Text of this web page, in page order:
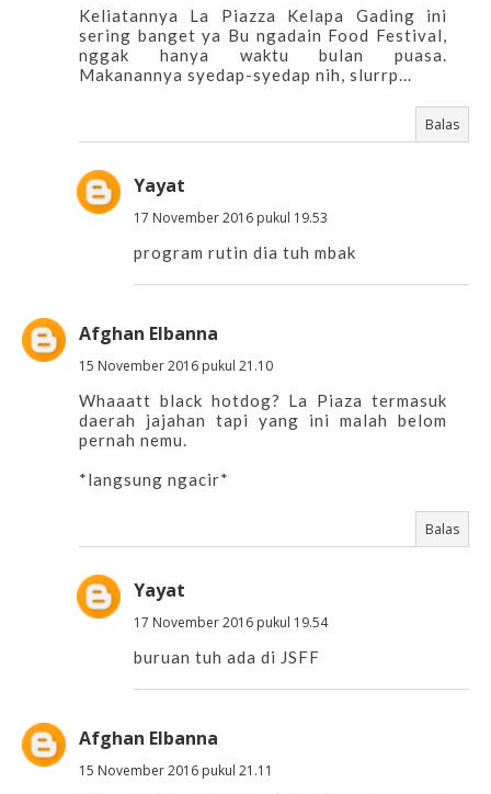
Keliatannya La Piazza Kelapa Gading ini
sering banget ya Bu ngadain Food Festival,
nggak hanya waktu bulan puasa.
Makanannya syedap-syedap nih, slurrp...
Balas
Yayat
17 November 2016 pukul 19.53
program rutin dia tuh mbak
Afghan Elbanna
15 November 2016 pukul 21.10
Whaaatt black hotdog? La Piaza termasuk
daerah jajahan tapi yang ini malah belom
pernah nemu.
*langsung ngacir*
Balas
Yayat
17 November 2016 pukul 19.54
buruan tuh ada di JSFF
Afghan Elbanna
15 November 2016 pukul 21.11